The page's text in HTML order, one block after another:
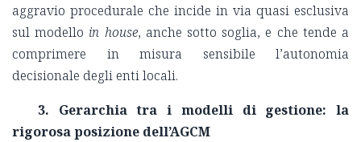
aggravio procedurale che incide in via quasi esclusiva
sul modello in house, anche sotto soglia, e che tende a
comprimere in misura sensibile l’autonomia
decisionale degli enti locali.
3. Gerarchia tra i modelli di gestione: la
rigorosa posizione dell’AGCM